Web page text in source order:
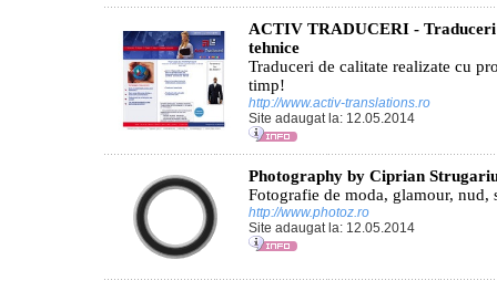
ACTIV TRADUCERI -
tehnice
Traduceri de calitate realizate cu
timp!
http://www.activ-translations.ro
Site adaugat la: 12.05.2014
Photography by Ciprian
Fotografie de moda, glamour, nud,
http://www.photoz.ro
Site adaugat la: 12.05.2014